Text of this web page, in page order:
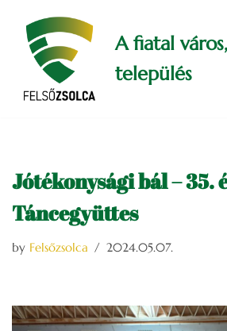
Skip
content
A fiatal
település
Jótékonysági bál – 35.
Táncegyüttes
by Felsőzsolca 2024.05.07.